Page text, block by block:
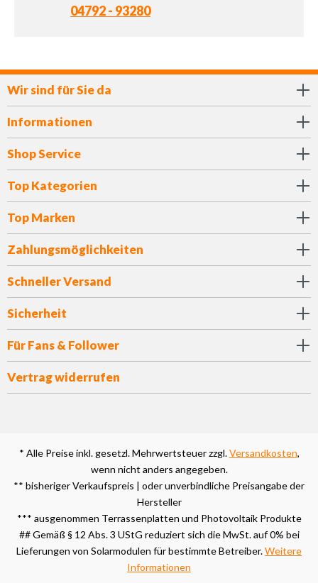
04792 - 93280
Wir sind für Sie da
Informationen
Shop Service
Top Kategorien
Top Marken
Zahlungsmöglichkeiten
Schneller Versand
Sicherheit
Für Fans & Follower
Vertrag widerrufen
* Alle Preise inkl. gesetzl. Mehrwertsteuer zzgl.Versandkosten,
wenn nicht anders angegeben.
** bisheriger Verkaufspreis | oder unverbindliche Preisangabe der
Hersteller
*** ausgenommen Terrassenplatten und Photovoltaik Produkte
## Gemäß § 12 Abs. 3 UStG reduziert sich die MwSt. auf 0% bei
Lieferungen von Solarmodulen für bestimmte Betreiber.Weitere
Informationen